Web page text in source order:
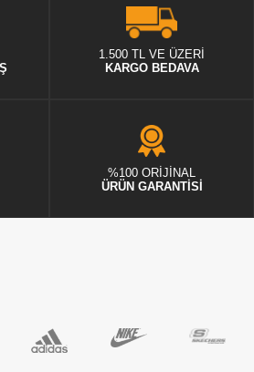
1.500 TL VE ÜZERİ
KARGO BEDAVA
%100 ORİJİNAL
ÜRÜN GARANTİSİ